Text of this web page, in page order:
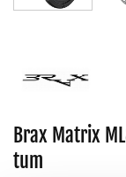
Brax Matrix
tum